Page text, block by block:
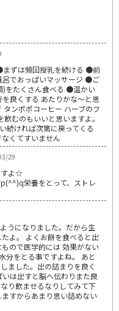
ずは頻回授乳を続ける ●前
でおっぱいマッサージ ●ご
)をたくさん食べる ●温かい
良くする あたりかな～と思
タンポポコーヒー ハーブのフ
むのもいいと思いますよ。
続ければ次第に戻ってくる
くてすいません
29
すよ☆
栄養をとって、ストレ
うになりました。だから生
よ。 よくお餅を食べると出
ので医学的には 効果がない
分をとる事ですよね。 あと
ました。出の詰まりを良く
は出すと脳へ伝わりまた良
り飲ませるなりしてみて下
すからあまり思い詰めない